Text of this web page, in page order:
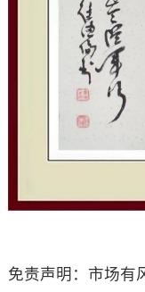
免责声明：市场有